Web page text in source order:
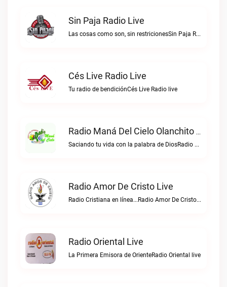
Sin Paja Radio Live
Las cosas como son, sin restricionesSin Paja Radio live
Cés Live Radio Live
Tu radio de bendiciónCés Live Radio live
Radio Maná Del Cielo Olanchito Live
Saciando tu vida con la palabra de DiosRadio Maná del Cielo Olanchito live
Radio Amor De Cristo Live
Radio Cristiana en línea...Radio Amor De Cristo live
Radio Oriental Live
La Primera Emisora de OrienteRadio Oriental live